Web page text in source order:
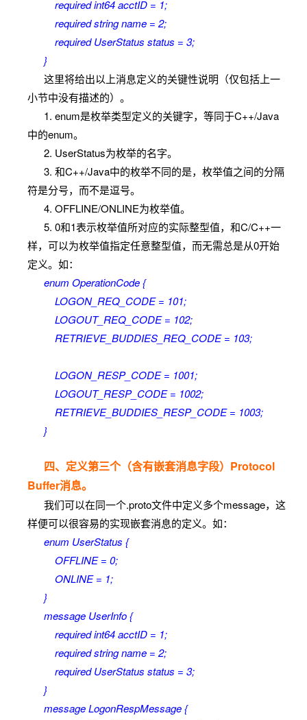
required int64 acctID = 1;
required string name = 2;
required UserStatus status = 3;
}
这里将给出以上消息定义的关键性说明（仅包括上一
小节中没有描述的）。
1. enum是枚举类型定义的关键字，等同于C++/Java
中的enum。
2. UserStatus为枚举的名字。
3. 和C++/Java中的枚举不同的是，枚举值之间的分隔
符是分号，而不是逗号。
4. OFFLINE/ONLINE为枚举值。
5. 0和1表示枚举值所对应的实际整型值，和C/C++一
样，可以为枚举值指定任意整型值，而无需总是从0开始
定义。如：
enum OperationCode {
LOGON_REQ_CODE = 101;
LOGOUT_REQ_CODE = 102;
RETRIEVE_BUDDIES_REQ_CODE = 103;
LOGON_RESP_CODE = 1001;
LOGOUT_RESP_CODE = 1002;
RETRIEVE_BUDDIES_RESP_CODE = 1003;
}
四、定义第三个（含有嵌套消息字段）Protocol
Buffer消息。
我们可以在同一个.proto文件中定义多个message，这
样便可以很容易的实现嵌套消息的定义。如：
enum UserStatus {
OFFLINE = 0;
ONLINE = 1;
}
message UserInfo {
required int64 acctID = 1;
required string name = 2;
required UserStatus status = 3;
}
message LogonRespMessage {